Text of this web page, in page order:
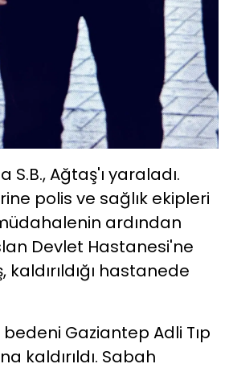
S.B., Ağtaş'ı yaraladı.
polis ve sağlık ekipleri
ardından
Devlet Hastanesi'ne
kaldırıldığı hastanede
bedeni Gaziantep Adli Tıp
kaldırıldı. Sabah